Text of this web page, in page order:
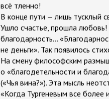
всё тленно!
В конце пути — лишь тусклый
Ушло счастье, прошла
благодарность...
не деньги». Так появилось
На смену философским
о «благодетельности и
(«Чья вина?»). Эта мысль
«Когда Тургеневым все более